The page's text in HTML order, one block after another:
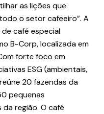
as lições que
o setor cafeeiro”. A
café especial
B-Corp, localizada em
forte foco em
ESG (ambientais,
20 fazendas da
pequenas
região. O café